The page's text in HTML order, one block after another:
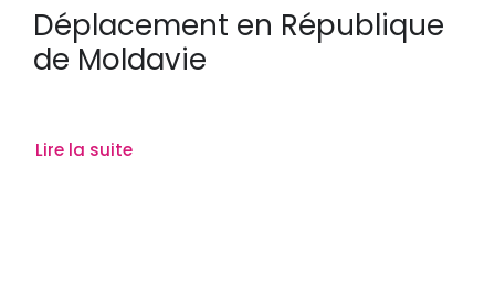
Déplacement en République
de Moldavie
Lire la suite